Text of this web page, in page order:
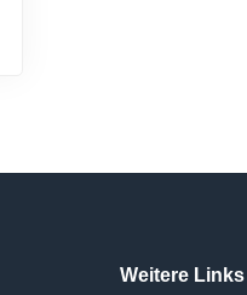
Weitere Links